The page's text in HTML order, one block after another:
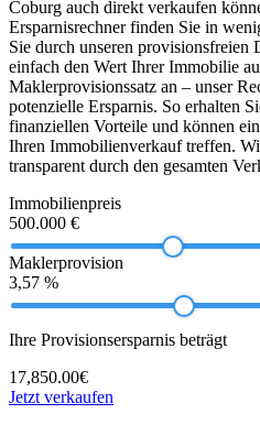
Coburg auch direkt verkaufen
Ersparnisrechner finden Sie in
Sie durch unseren provisionsfreien
einfach den Wert Ihrer Immobilie
Maklerprovisionssatz an – unser
potenzielle Ersparnis. So erhalten
finanziellen Vorteile und können
Ihren Immobilienverkauf treffen.
transparent durch den gesamten
Immobilienpreis
500.000 €
Maklerprovision
3,57 %
Ihre Provisionsersparnis beträgt
17,850.00€
Jetzt verkaufen